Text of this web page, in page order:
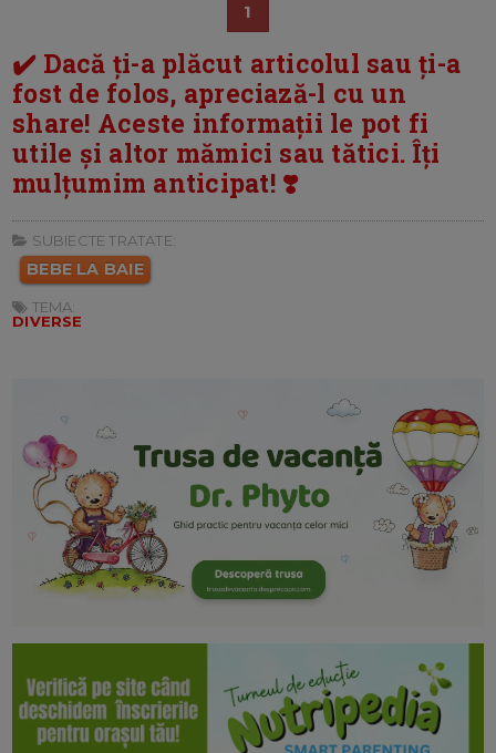
1
✔️ Dacă ți-a plăcut articolul sau ți-a
fost de folos, apreciază-l cu un
share! Aceste informații le pot fi
utile și altor mămici sau tătici. Îți
mulțumim anticipat! ❣️
SUBIECTE TRATATE:
BEBE LA BAIE
TEMA:
DIVERSE